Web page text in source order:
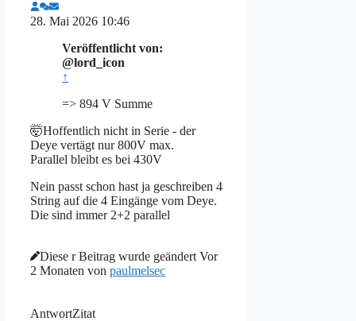
28. Mai 2026 10:46
Veröffentlicht von:
@lord_icon
↑
=> 894 V Summe
🤯Hoffentlich nicht in Serie - der
Deye vertägt nur 800V max.
Parallel bleibt es bei 430V
Nein passt schon hast ja geschreiben 4
String auf die 4 Eingänge vom Deye.
Die sind immer 2+2 parallel
Diese r Beitrag wurde geändert Vor
2 Monaten von paulmelsec
AntwortZitat